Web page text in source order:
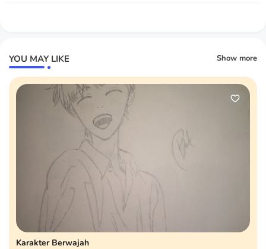
YOU MAY LIKE Show more
Karakter Berwajah